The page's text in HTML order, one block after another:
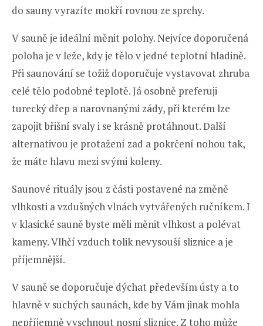
do sauny vyrazíte mokří rovnou ze sprchy.
V sauně je ideální měnit polohy. Nejvíce doporučená
poloha je v leže, kdy je tělo v jedné teplotní hladině.
Při saunování se tožiž doporučuje vystavovat zhruba
celé tělo podobné teplotě. Já osobně preferuji
turecký dřep a narovnanými zády, při kterém lze
zapojit břišní svaly i se krásně protáhnout. Další
alternativou je protažení zad a pokrčení nohou tak,
že máte hlavu mezi svými koleny.
Saunové rituály jsou z části postavené na změně
vlhkosti a vzdušných vlnách vytvářených ručníkem. I
v klasické sauně byste měli měnit vlhkost a polévat
kameny. Vlhčí vzduch tolik nevysouší sliznice a je
příjemnější.
V sauně se doporučuje dýchat především ústy a to
hlavně v suchých saunách, kde by Vám jinak mohla
nepříjemně vyschnout nosní sliznice. Z toho může